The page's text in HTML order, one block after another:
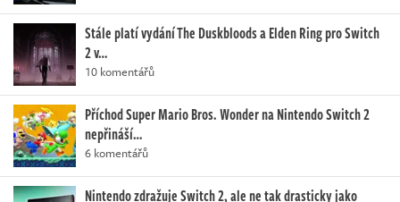
Stále platí vydání The Duskbloods a Elden Ring pro Switch
2 v…
10 komentářů
Příchod Super Mario Bros. Wonder na Nintendo Switch 2
nepřináší…
6 komentářů
Nintendo zdražuje Switch 2, ale ne tak drasticky jako